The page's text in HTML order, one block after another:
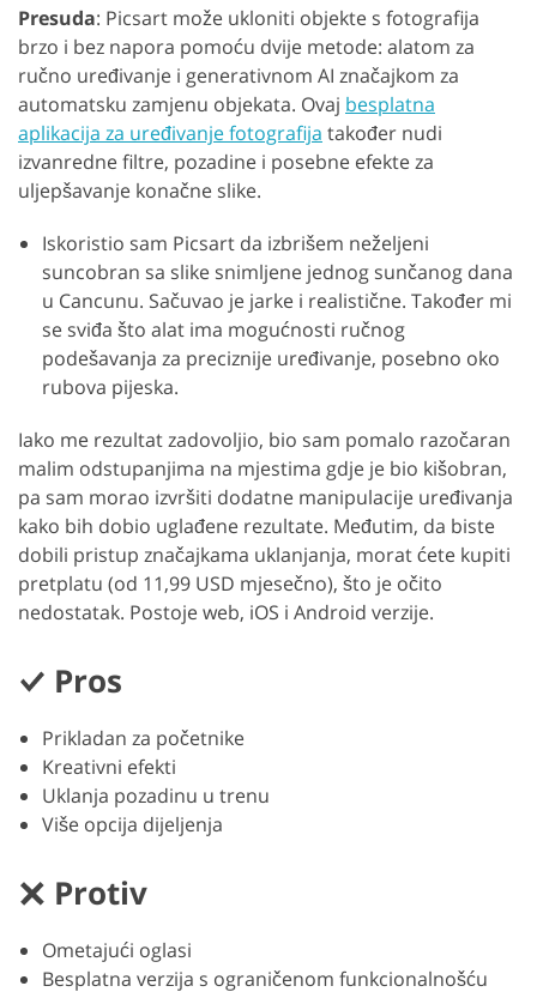
Presuda: Picsart može ukloniti objekte s fotografija
brzo i bez napora pomoću dvije metode: alatom za
ručno uređivanje i generativnom AI značajkom za
automatsku zamjenu objekata. Ovaj besplatna
aplikacija za uređivanje fotografija također nudi
izvanredne filtre, pozadine i posebne efekte za
uljepšavanje konačne slike.
Iskoristio sam Picsart da izbrišem neželjeni
suncobran sa slike snimljene jednog sunčanog dana
u Cancunu. Sačuvao je jarke i realistične. Također mi
se sviđa što alat ima mogućnosti ručnog
podešavanja za preciznije uređivanje, posebno oko
rubova pijeska.
Iako me rezultat zadovoljio, bio sam pomalo razočaran
malim odstupanjima na mjestima gdje je bio kišobran,
pa sam morao izvršiti dodatne manipulacije uređivanja
kako bih dobio uglađene rezultate. Međutim, da biste
dobili pristup značajkama uklanjanja, morat ćete kupiti
pretplatu (od 11,99 USD mjesečno), što je očito
nedostatak. Postoje web, iOS i Android verzije.
Pros
Prikladan za početnike
Kreativni efekti
Uklanja pozadinu u trenu
Više opcija dijeljenja
Protiv
Ometajući oglasi
Besplatna verzija s ograničenom funkcionalnošću